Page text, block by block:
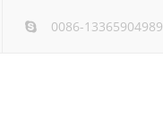
0086-13365904989